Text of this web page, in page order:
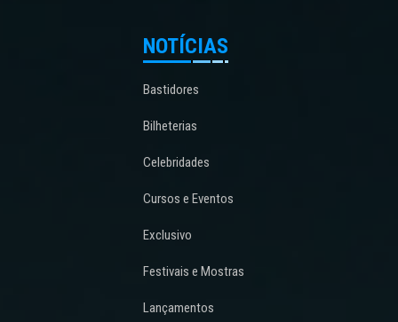
NOTÍCIAS
Bastidores
Bilheterias
Celebridades
Cursos e Eventos
Exclusivo
Festivais e Mostras
Lançamentos